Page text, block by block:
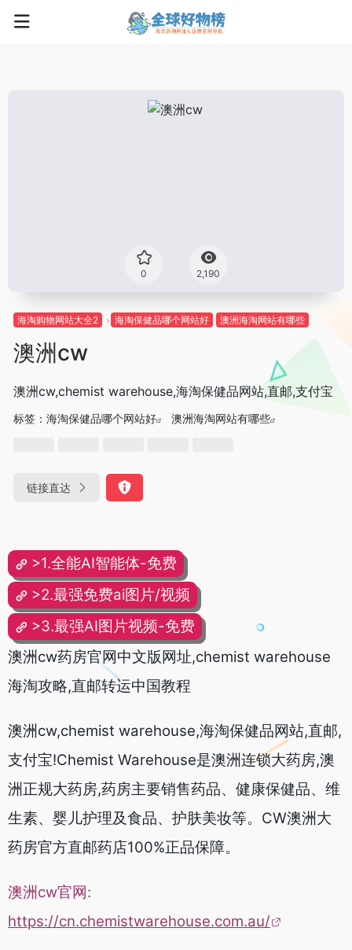
0 2,190
海淘购物网站大全2 海淘保健品哪个网站好 澳洲海淘网站有哪些
澳洲cw
澳洲cw,chemist warehouse,海淘保健品网站,直邮,支付宝
标签： 海淘保健品哪个网站好 澳洲海淘网站有哪些
链接直达
>1.全能AI智能体-免费
>2.最强免费ai图片/视频
>3.最强AI图片视频-免费
澳洲cw药房官网中文版网址,chemist warehouse
海淘攻略,直邮转运中国教程
澳洲cw,chemist warehouse,海淘保健品网站,直邮,
支付宝!Chemist Warehouse是澳洲连锁大药房,澳
洲正规大药房,药房主要销售药品、健康保健品、维
生素、婴儿护理及食品、护肤美妆等。CW澳洲大
药房官方直邮药店100%正品保障。
澳洲cw官网:
https://cn.chemistwarehouse.com.au/